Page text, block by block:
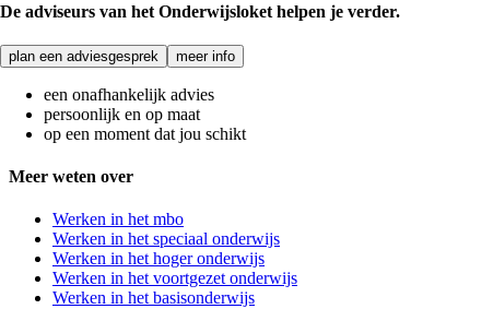
De adviseurs van het Onderwijsloket helpen je verder.
plan een adviesgesprek meer info
een onafhankelijk advies
persoonlijk en op maat
op een moment dat jou schikt
Meer weten over
Werken in het mbo
Werken in het speciaal onderwijs
Werken in het hoger onderwijs
Werken in het voortgezet onderwijs
Werken in het basisonderwijs